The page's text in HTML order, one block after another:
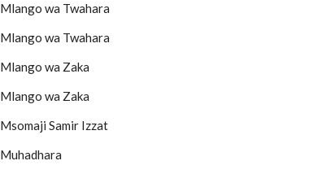
Mlango wa Twahara
Mlango wa Twahara
Mlango wa Zaka
Mlango wa Zaka
Msomaji Samir Izzat
Muhadhara